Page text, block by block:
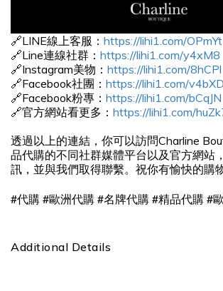
🔗LINE線上客服： https://lihi1.com/OPmYt
🔗Line連線社群： https://lihi1.com/y4xM8
🔗Instagram美物： https://lihi1.com/8hCPl
🔗Facebook社團： https://lihi1.com/v4bXD
🔗Facebook粉專： https://lihi1.com/bCqJN
🔗官方網站看更多： https://lihi1.com/
透過以上的連結，你可以訪問Charline
品代購的不同社群媒體平台以及官方網站
訊，並與我們取得聯繫。祝你有愉快的購
#代購 #歐洲代購 #名牌代購 #精品代購 #
Additional Details